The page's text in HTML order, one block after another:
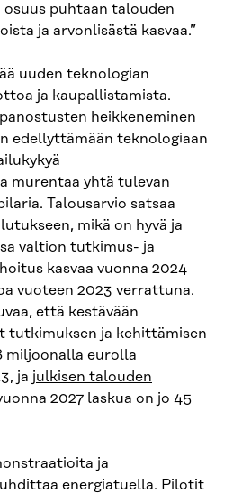
puhtaan talouden
ja arvonlisästä kasvaa.”
uuden teknologian
ja kaupallistamista.
heikkeneminen
edellyttämään teknologiaan
murentaa yhtä tulevan
Talousarvio satsaa
mikä on hyvä ja
valtion tutkimus- ja
kasvaa vuonna 2024
vuoteen 2023 verrattuna.
että kestävään
tutkimuksen ja kehittämisen
miljoonalla eurolla
ja julkisen talouden
2027 laskua on jo 45
ja
energiatuella. Pilotit